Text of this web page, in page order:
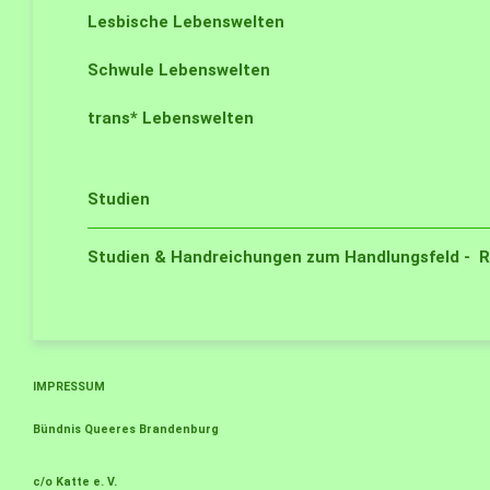
Lesbische Lebenswelten
Schwule Lebenswelten
trans* Lebenswelten
Studien
Studien & Handreichungen zum Handlungsfeld -
IMPRESSUM
Bündnis Queeres Brandenburg
c/o Katte e. V.